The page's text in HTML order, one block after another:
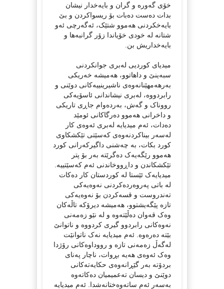
خۆی گەورە و گران و بایەخدار نیشان
بدات دەست دەبات بۆ ریسواکردن و بێ
بایەخکردنی هەموو شتێک، ئەگەرچی ئەو
شتانە لە خودی خۆیاندا زۆر گرانبەها و
بایەخداریش بن.
میدیای کوردیی لەبری جوانکردنی
سبەینێ و داهاتوو، هەمیشە خەریکی
بەرهەمهێنانەوەی ناشیرینییەکانی دوێنی و
رابردووە، لەبری نیشاندانی ئاسۆیەکی
رووناک و گەش، بەردەوام جاڕی تاریکی
و داخرانی هەموو دەرگاکانی ئومێد
دەدات، ئەم میدیایە لەبری ئەوەی کار
لەسەر بیناکردنەوەی کەسێتی تێکشکاوی
کورد بکات، بە چەشنی داگیرکەرانی کورد
هەموو رێگەیەک دەگرێتە بەر بۆ پتر
تێکشکاندن و داڕووخاندنی ئەم کەسێتییە.
میدیایەک ئێستا لە کوردستان کار دەکات
لە باتی پەروەردەکردنی نەوەیەکی
تەندروست و قسەکردن بۆ نەوەیەکی
تازە پێگەیشتوو، هەمیشە دیرۆکە تاڵەکان
وەک قەوان دەڵێتەوە و لە نێو زەمەنی
نەوەکانی رابردوو گیری کردووە و ناتوانێ
بێتە دەرەوە. ئەم میدیایە نەک ناتوانێت
لەگەڵ زەمەنی تازە و رووداوەکانی رۆژدا
وەک ئەوەی هەیە بڕوات، ناچار پەنای
بردۆتە بەر گێڕانەوەی حکایەتەکانی
دوێنێ و دیسان تەعمیمیان دەکاتەوە
بەسەر ئەم ساتەوەختانەشدا. ئەم میدیایە